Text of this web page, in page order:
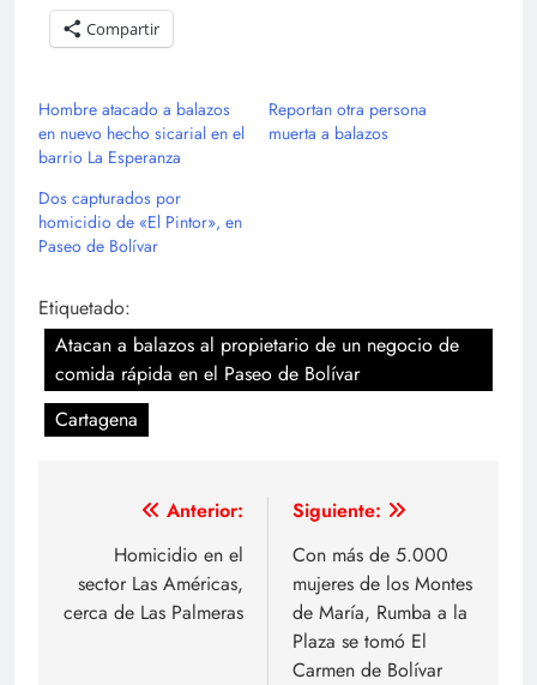
Compartir
Hombre atacado a balazos
en nuevo hecho sicarial en el
barrio La Esperanza
Reportan otra persona
muerta a balazos
Dos capturados por
homicidio de «El Pintor», en
Paseo de Bolívar
Etiquetado:
Atacan a balazos al propietario de un negocio de
comida rápida en el Paseo de Bolívar
Cartagena
Navegación
entradas
Anterior:
Homicidio en el
sector Las Américas,
cerca de Las Palmeras
Siguiente:
Con más de 5.000
mujeres de los Montes
de María, Rumba a la
Plaza se tomó El
Carmen de Bolívar